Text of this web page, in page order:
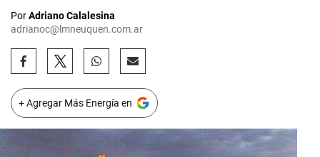
PorAdriano Calalesina
adrianoc@lmneuquen.com.ar
+ Agregar Más Energía en